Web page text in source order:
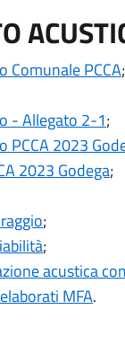
Comunale PCCA;
- Allegato 2-1;
PCCA 2023
2023 Godega;
;
;
acustica
MFA.